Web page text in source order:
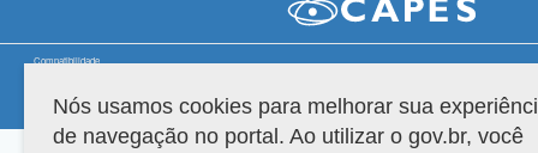
Compatibilidade
Versão do sistema: 3.88.9 Copyright 2022 Capes. Todos os direitos reservados.
Nós usamos cookies para melhorar sua
de navegação no portal. Ao utilizar o gov.br, você